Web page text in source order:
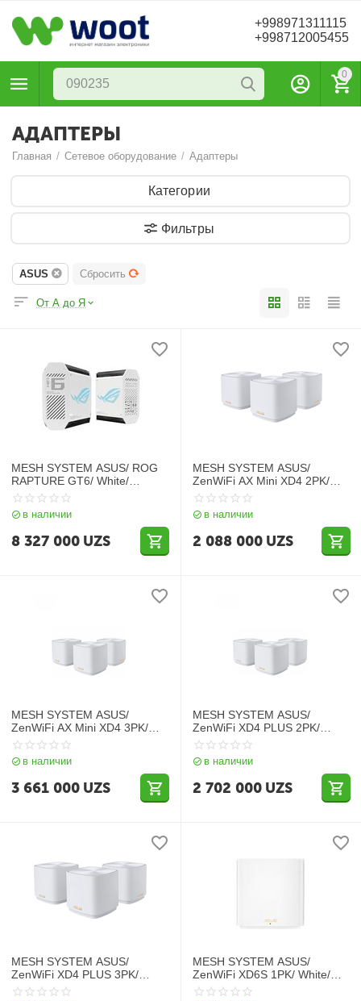
+998971311115
+998712005455
0
АДАПТЕРЫ
Главная / Сетевое оборудование / Адаптеры
Категории
Фильтры
ASUS Сбросить
От А до Я
MESH SYSTEM ASUS/ ROG
RAPTURE GT6/ White/
90IG07F0-MU9A40
в наличии
8 327 000 UZS
MESH SYSTEM ASUS/
ZenWiFi AX Mini XD4 2PK/
White/ 90IG05N0-MO3R40
в наличии
2 088 000 UZS
MESH SYSTEM ASUS/
ZenWiFi AX Mini XD4 3PK/
White/ 90IG05N0-MO3R20
в наличии
3 661 000 UZS
MESH SYSTEM ASUS/
ZenWiFi XD4 PLUS 2PK/
White/ 90IG07M0-MO3C20
в наличии
2 702 000 UZS
MESH SYSTEM ASUS/
ZenWiFi XD4 PLUS 3PK/
White/ 90IG07M0-MO3C40
MESH SYSTEM ASUS/
ZenWiFi XD6S 1PK/ White/
90IG06F0-MO3B60